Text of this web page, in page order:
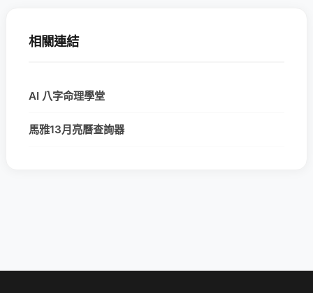
相關連結
AI 八字命理學堂
馬雅13月亮曆查詢器